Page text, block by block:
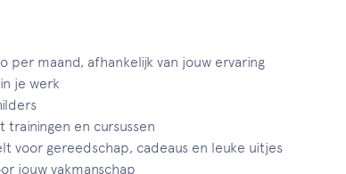
maand, afhankelijk van jouw ervaring
je werk
en cursussen
voor gereedschap, cadeaus en leuke uitjes
jouw vakmanschap